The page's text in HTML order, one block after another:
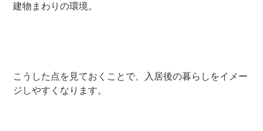
建物まわりの環境。
こうした点を見ておくことで、入居後の暮らしをイメー
ジしやすくなります。